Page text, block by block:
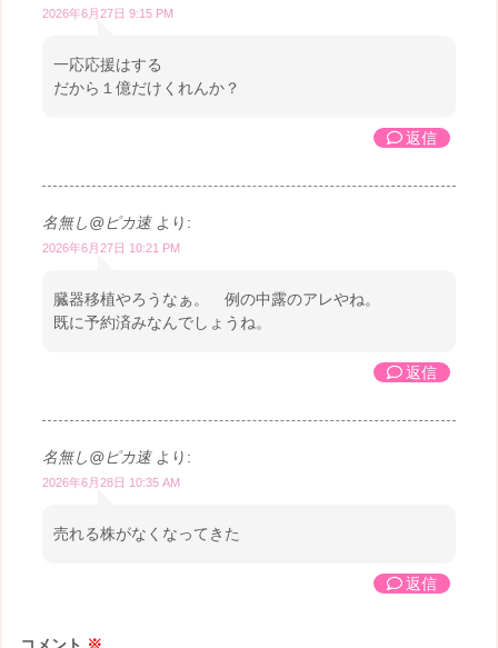
2026年6月27日 9:15 PM
一応応援はする
だから１億だけくれんか？
返信
名無し@ピカ速 より:
2026年6月27日 10:21 PM
臓器移植やろうなぁ。 例の中露のアレやね。
既に予約済みなんでしょうね。
返信
名無し@ピカ速 より:
2026年6月28日 10:35 AM
売れる株がなくなってきた
返信
コメント ※